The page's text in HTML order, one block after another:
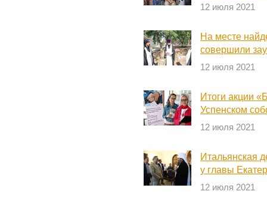
12 июля 2021
На месте
совершили
12 июля 2021
Итоги акции
Успенском
12 июля 2021
Итальянская
у главы
12 июля 2021